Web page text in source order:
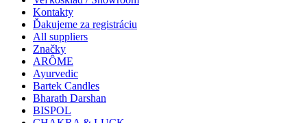
Kontakty
Ďakujeme za registráciu
All suppliers
Značky
ARÔME
Ayurvedic
Bartek Candles
Bharath Darshan
BISPOL